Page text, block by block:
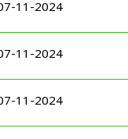
11-2024
11-2024
11-2024